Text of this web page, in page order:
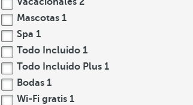
Mascotas 1
Spa 1
Todo Incluido 1
Todo Incluido Plus 1
Bodas 1
Wi-Fi gratis 1